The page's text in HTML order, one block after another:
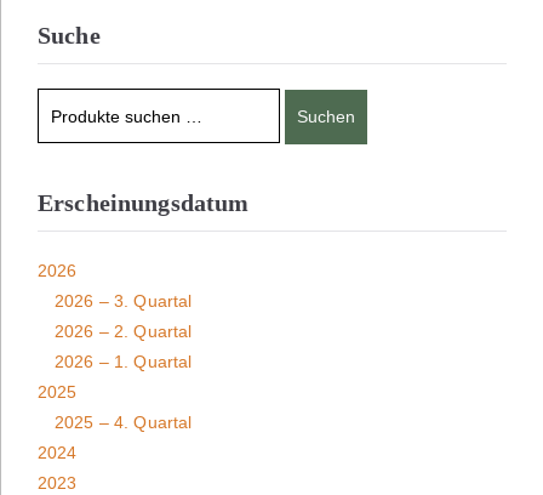
Suche
Suchen
Erscheinungsdatum
2026
2026 – 3. Quartal
2026 – 2. Quartal
2026 – 1. Quartal
2025
2025 – 4. Quartal
2024
2023